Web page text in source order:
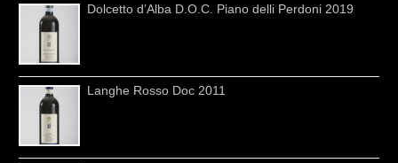
Dolcetto d’Alba D.O.C. Piano delli Perdoni 2019
Langhe Rosso Doc 2011